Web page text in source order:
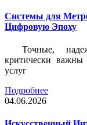
Системы для
Цифровую Эпоху
Точные,
критически важны
услуг
Подробнее
04.06.2026